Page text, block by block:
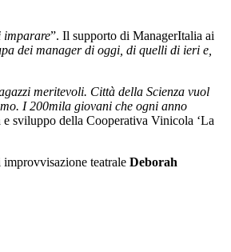
imparare”. Il supporto di ManagerItalia ai
dei manager di oggi, di quelli di ieri e,
meritevoli. Città della Scienza vuol
I 200mila giovani che ogni anno
e sviluppo della Cooperativa Vinicola ‘La
teatrale Deborah